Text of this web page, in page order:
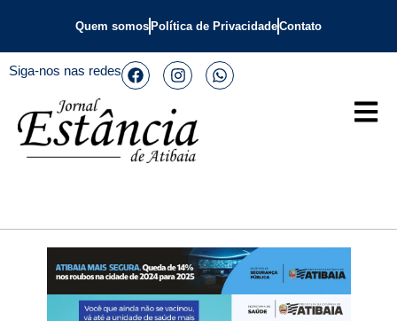
Quem somos Política de PrivacidadeContato
Siga-nos nas redes